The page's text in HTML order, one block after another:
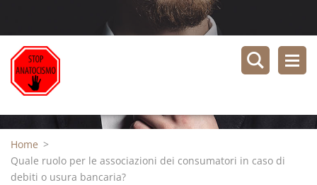
Home >
Quale ruolo per le associazioni dei consumatori in caso di
debiti o usura bancaria?